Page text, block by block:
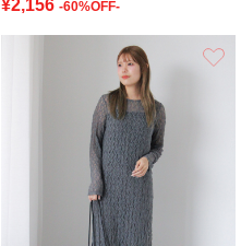
¥2,156 -60%OFF-